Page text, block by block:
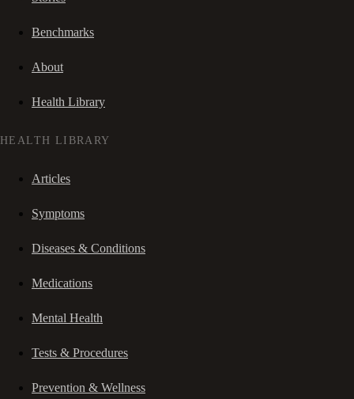
Benchmarks
About
Health Library
HEALTH LIBRARY
Articles
Symptoms
Diseases & Conditions
Medications
Mental Health
Tests & Procedures
Prevention & Wellness